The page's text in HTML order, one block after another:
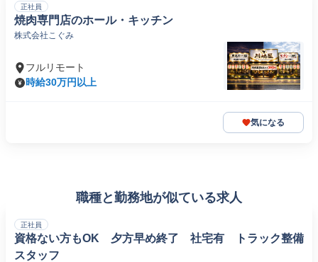
正社員
焼肉専門店のホール・キッチン
株式会社こぐみ
フルリモート
時給30万円以上
気になる
職種と勤務地が似ている求人
正社員
資格ない方もOK 夕方早め終了 社宅有 トラック整備
スタッフ